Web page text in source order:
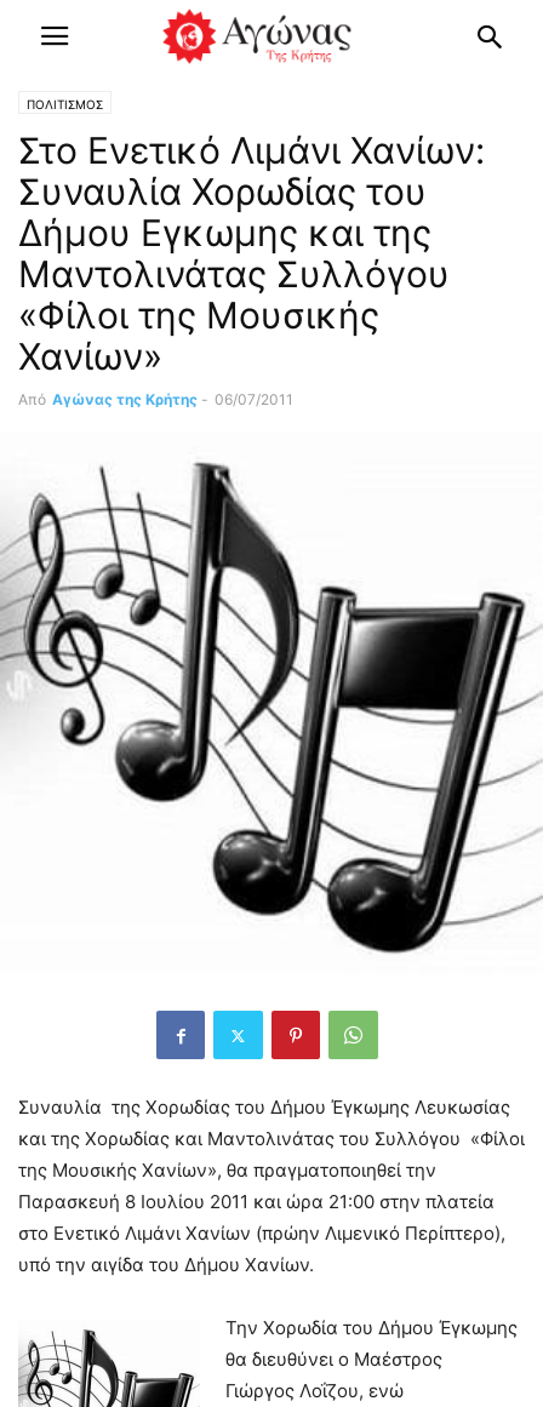
ΠΟΛΙΤΙΣΜΟΣ
Στο Ενετικό Λιμάνι Χανίων:
Συναυλία Χορωδίας του
Δήμου Εγκωμης και της
Μαντολινάτας Συλλόγου
«Φίλοι της Μουσικής
Χανίων»
Από Αγώνας της Κρήτης - 06/07/2011
Συναυλία της Χορωδίας του Δήμου Έγκωμης Λευκωσίας
και της Χορωδίας και Μαντολινάτας του Συλλόγου «Φίλοι
της Μουσικής Χανίων», θα πραγματοποιηθεί την
Παρασκευή 8 Ιουλίου 2011 και ώρα 21:00 στην πλατεία
στο Ενετικό Λιμάνι Χανίων (πρώην Λιμενικό Περίπτερο),
υπό την αιγίδα του Δήμου Χανίων.
Την Χορωδία του Δήμου Έγκωμης
θα διευθύνει ο Μαέστρος
Γιώργος Λοΐζου, ενώ